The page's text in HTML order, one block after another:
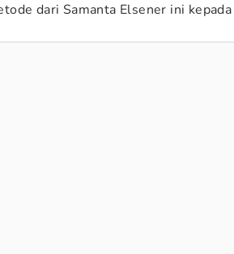
dari Samanta Elsener ini kepada